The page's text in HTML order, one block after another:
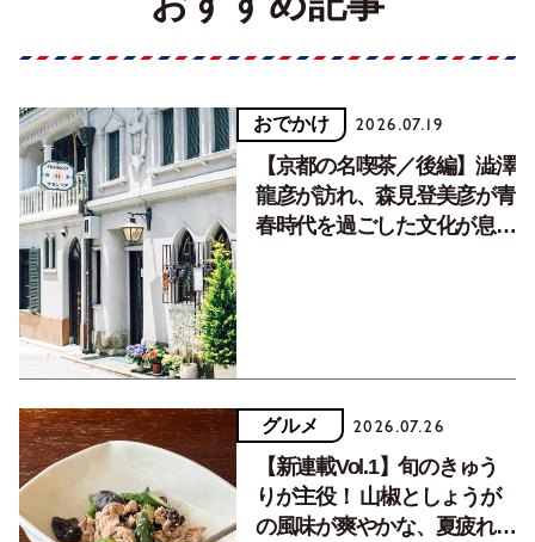
おでかけ 2026.07.19
【京都の名喫茶／後編】澁澤
龍彦が訪れ、森見登美彦が青
春時代を過ごした文化が息づ
グルメ 2026.07.26
【新連載Vol.1】旬のきゅう
りが主役！ 山椒としょうが
の風味が爽やかな、夏疲れを